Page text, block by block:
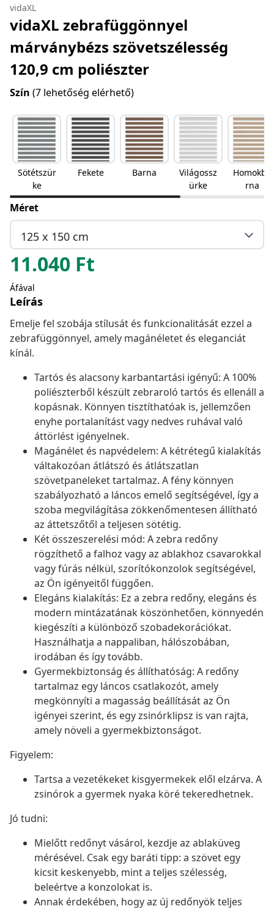
vidaXL
vidaXL zebrafüggönnyel
márványbézs szövetszélesség
120,9 cm poliészter
Szín (7 lehetőség elérhető)
Sötétszür
ke
Fekete Barna
Világossz
ürke
Homokba
rna
Méret
125 x 150 cm
11.040 Ft
Áfával
Leírás
Emelje fel szobája stílusát és funkcionalitását ezzel a
zebrafüggönnyel, amely magánéletet és eleganciát
kínál.
Tartós és alacsony karbantartási igényű: A 100%
poliészterből készült zebraroló tartós és ellenáll a
kopásnak. Könnyen tisztíthatóak is, jellemzően
enyhe portalanítást vagy nedves ruhával való
áttörlést igényelnek.
Magánélet és napvédelem: A kétrétegű kialakítás
váltakozóan átlátszó és átlátszatlan
szövetpaneleket tartalmaz. A fény könnyen
szabályozható a láncos emelő segítségével, így a
szoba megvilágítása zökkenőmentesen állítható
az áttetszőtől a teljesen sötétig.
Két összeszerelési mód: A zebra redőny
rögzíthető a falhoz vagy az ablakhoz csavarokkal
vagy fúrás nélkül, szorítókonzolok segítségével,
az Ön igényeitől függően.
Elegáns kialakítás: Ez a zebra redőny, elegáns és
modern mintázatának köszönhetően, könnyedén
kiegészíti a különböző szobadekorációkat.
Használhatja a nappaliban, hálószobában,
irodában és így tovább.
Gyermekbiztonság és állíthatóság: A redőny
tartalmaz egy láncos csatlakozót, amely
megkönnyíti a magasság beállítását az Ön
igényei szerint, és egy zsinórklipsz is van rajta,
amely növeli a gyermekbiztonságot.
Figyelem:
Tartsa a vezetékeket kisgyermekek elől elzárva. A
zsinórok a gyermek nyaka köré tekeredhetnek.
Jó tudni:
Mielőtt redőnyt vásárol, kezdje az ablaküveg
mérésével. Csak egy baráti tipp: a szövet egy
kicsit keskenyebb, mint a teljes szélesség,
beleértve a konzolokat is.
Annak érdekében, hogy az új redőnyök teljes